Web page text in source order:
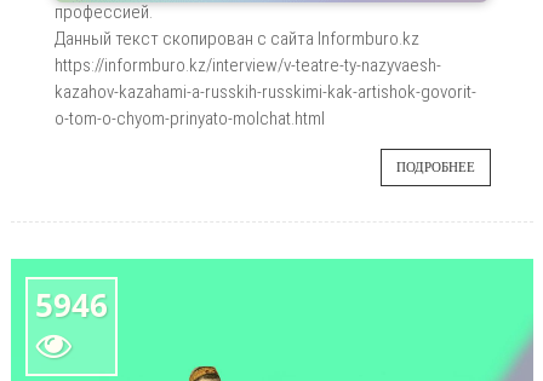
профессией.
Данный текст скопирован с сайта Informburo.kz
https://informburo.kz/interview/v-teatre-ty-nazyvaesh-
kazahov-kazahami-a-russkih-russkimi-kak-artishok-govorit-
o-tom-o-chyom-prinyato-molchat.html
ПОДРОБНЕЕ
5946
